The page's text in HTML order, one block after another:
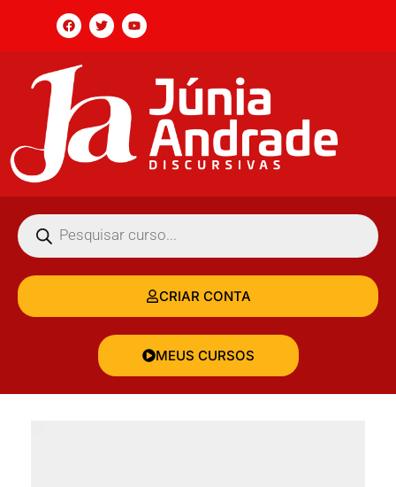
CRIAR CONTA
MEUS CURSOS